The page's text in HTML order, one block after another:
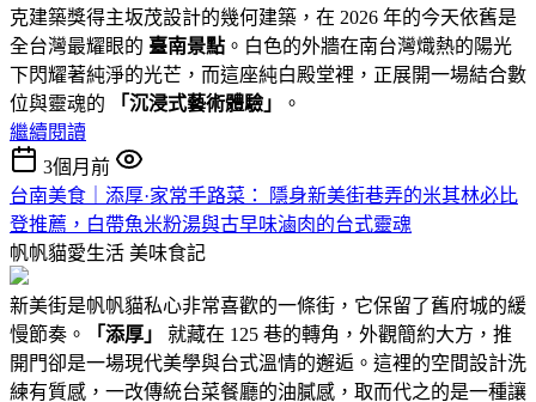
克建築獎得主坂茂設計的幾何建築，在 2026 年的今天依舊是
全台灣最耀眼的 臺南景點 。白色的外牆在南台灣熾熱的陽光
下閃耀著純淨的光芒，而這座純白殿堂裡，正展開一場結合數
位與靈魂的
「沉浸式藝術體驗」
。
繼續閱讀
3個月前
台南美食｜添厚·家常手路菜： 隱身新美街巷弄的米其林必比
登推薦，白帶魚米粉湯與古早味滷肉的台式靈魂
帆帆貓愛生活 美味食記
新美街是帆帆貓私心非常喜歡的一條街，它保留了舊府城的緩
慢節奏。
「添厚」
就藏在 125 巷的轉角，外觀簡約大方，推
開門卻是一場現代美學與台式溫情的邂逅。這裡的空間設計洗
練有質感，一改傳統台菜餐廳的油膩感，取而代之的是一種讓